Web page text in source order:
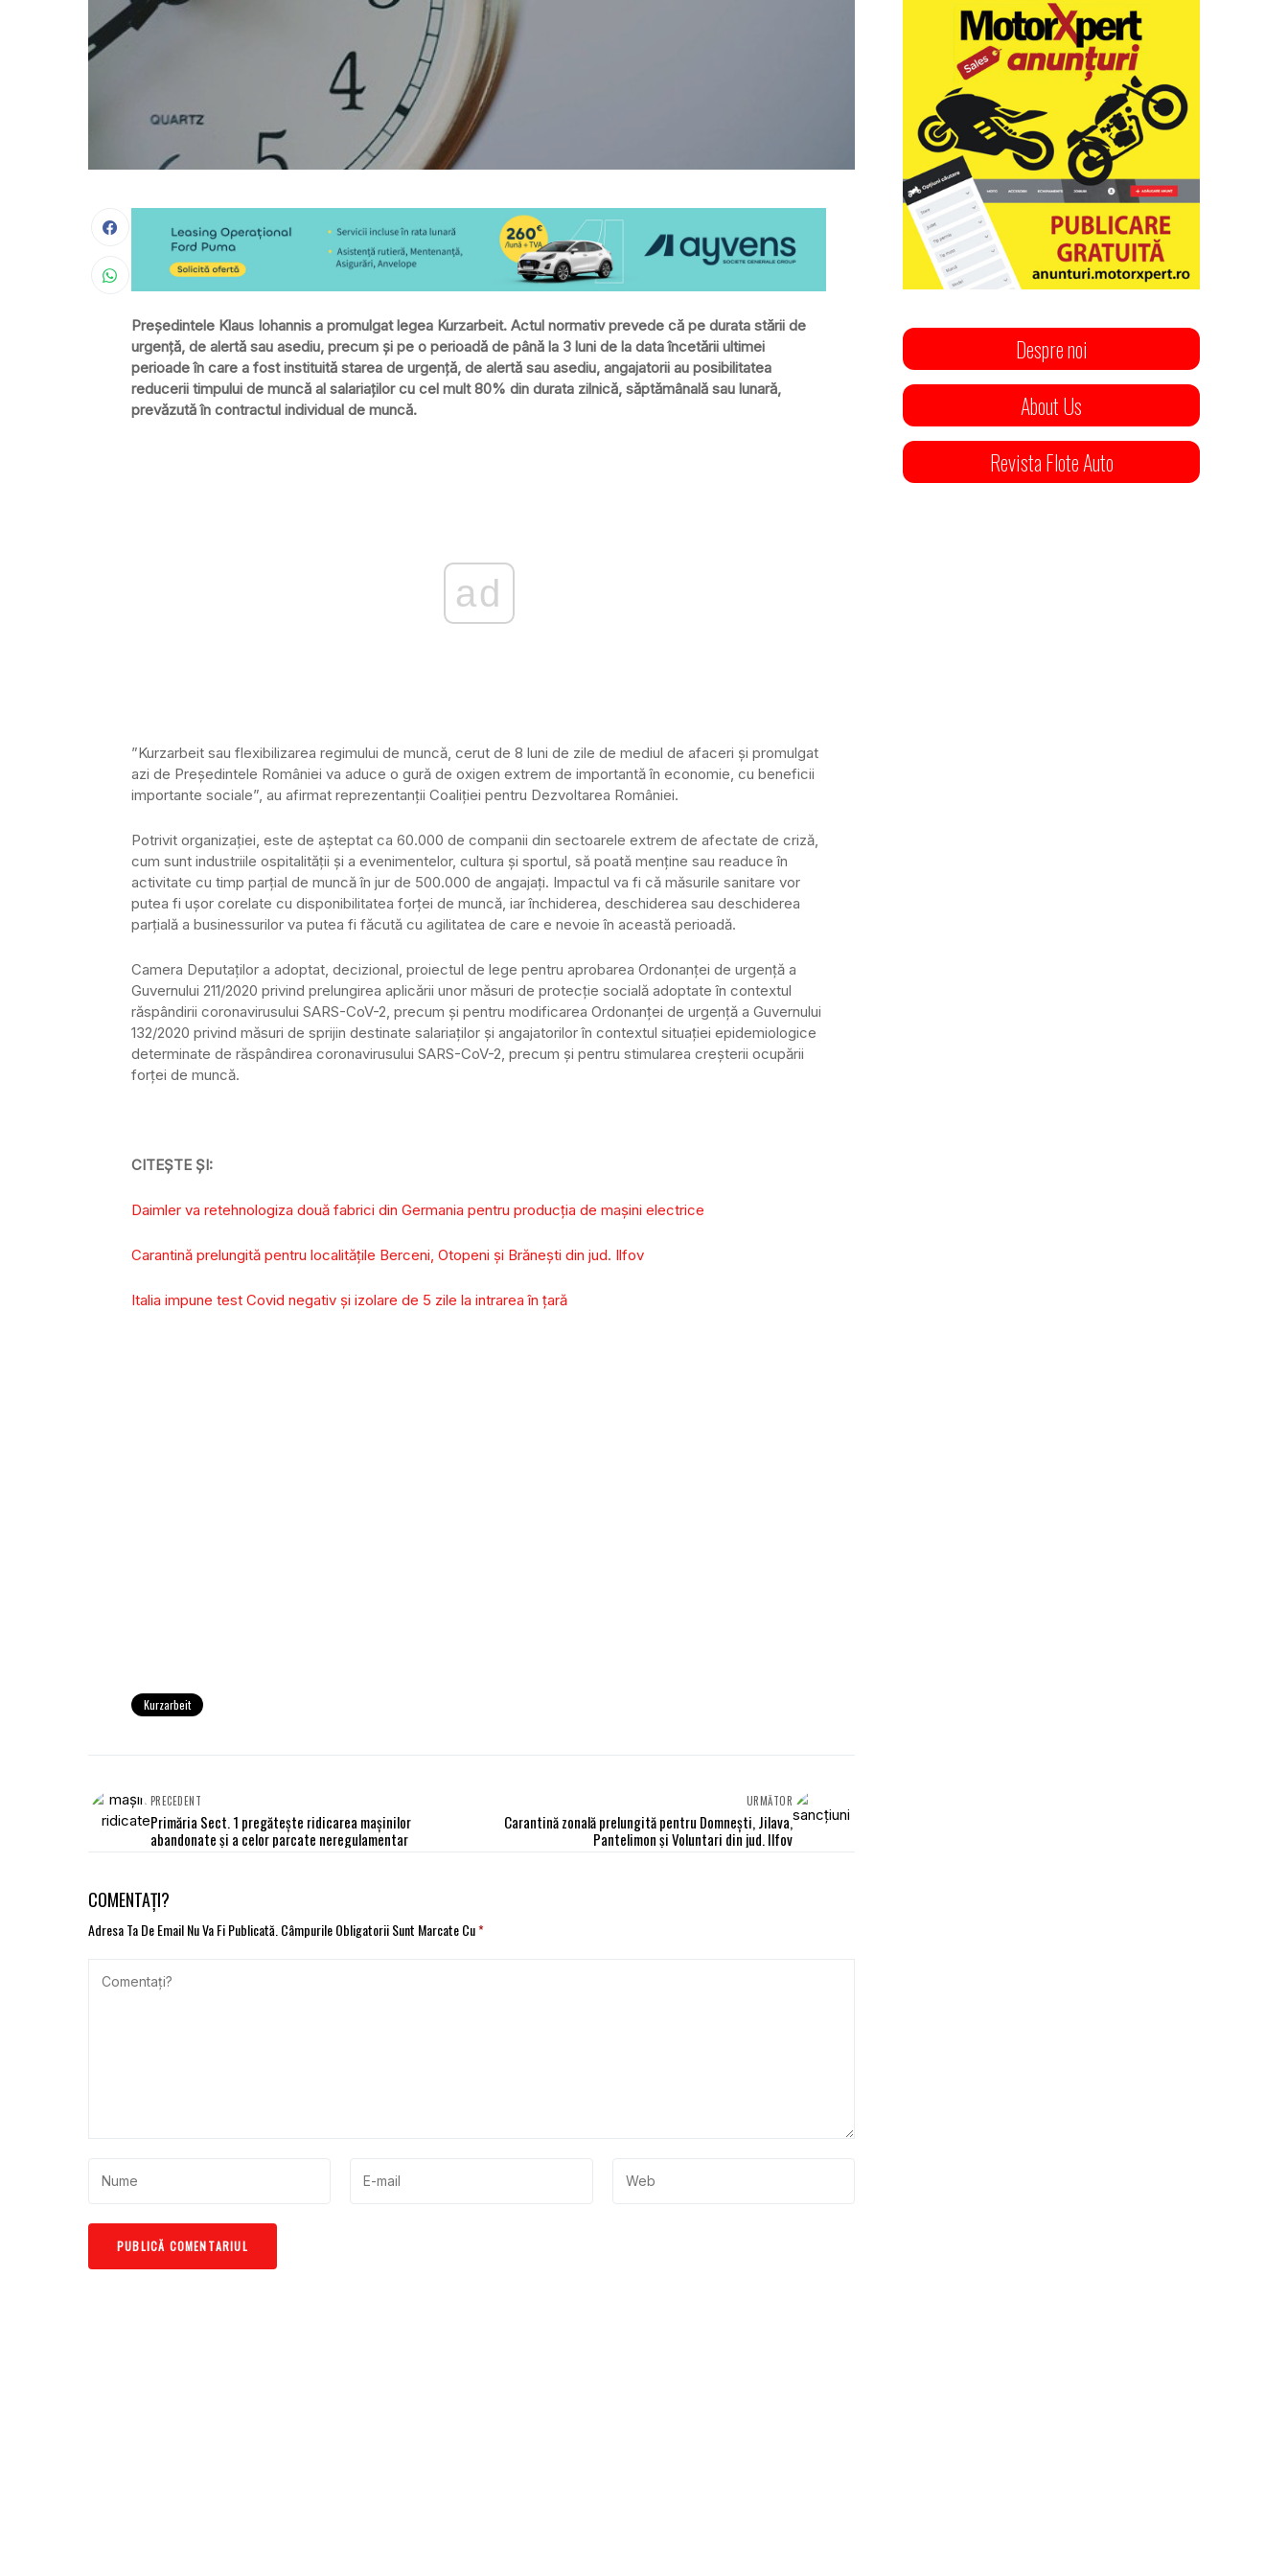
Preşedintele Klaus Iohannis a promulgat legea Kurzarbeit. Actul normativ prevede că pe durata stării de
urgenţă, de alertă sau asediu, precum şi pe o perioadă de până la 3 luni de la data încetării ultimei
perioade în care a fost instituită starea de urgenţă, de alertă sau asediu, angajatorii au posibilitatea
reducerii timpului de muncă al salariaţilor cu cel mult 80% din durata zilnică, săptămânală sau lunară,
prevăzută în contractul individual de muncă.
ad
”Kurzarbeit sau flexibilizarea regimului de muncă, cerut de 8 luni de zile de mediul de afaceri și promulgat
azi de Președintele României va aduce o gură de oxigen extrem de importantă în economie, cu beneficii
importante sociale”, au afirmat reprezentanții Coaliției pentru Dezvoltarea României.
Potrivit organizației, este de așteptat ca 60.000 de companii din sectoarele extrem de afectate de criză,
cum sunt industriile ospitalității și a evenimentelor, cultura și sportul, să poată menține sau readuce în
activitate cu timp parțial de muncă în jur de 500.000 de angajați. Impactul va fi că măsurile sanitare vor
putea fi ușor corelate cu disponibilitatea forței de muncă, iar închiderea, deschiderea sau deschiderea
parțială a businessurilor va putea fi făcută cu agilitatea de care e nevoie în această perioadă.
Camera Deputaţilor a adoptat, decizional, proiectul de lege pentru aprobarea Ordonanţei de urgenţă a
Guvernului 211/2020 privind prelungirea aplicării unor măsuri de protecţie socială adoptate în contextul
răspândirii coronavirusului SARS-CoV-2, precum şi pentru modificarea Ordonanţei de urgenţă a Guvernului
132/2020 privind măsuri de sprijin destinate salariaţilor şi angajatorilor în contextul situaţiei epidemiologice
determinate de răspândirea coronavirusului SARS-CoV-2, precum şi pentru stimularea creşterii ocupării
forţei de muncă.
CITEȘTE ȘI:
Daimler va retehnologiza două fabrici din Germania pentru producția de mașini electrice
Carantină prelungită pentru localităţile Berceni, Otopeni şi Brăneşti din jud. Ilfov
Italia impune test Covid negativ şi izolare de 5 zile la intrarea în țară
Kurzarbeit
PRECEDENT
Primăria Sect. 1 pregătește ridicarea mașinilor
abandonate și a celor parcate neregulamentar
URMĂTOR
Carantină zonală prelungită pentru Domneşti, Jilava,
Pantelimon şi Voluntari din jud. Ilfov
COMENTAȚI?
Adresa Ta De Email Nu Va Fi Publicată. Câmpurile Obligatorii Sunt Marcate Cu*
Despre noi
About Us
Revista Flote Auto